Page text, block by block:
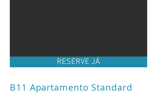
RESERVE JÁ
B11 Apartamento Standard